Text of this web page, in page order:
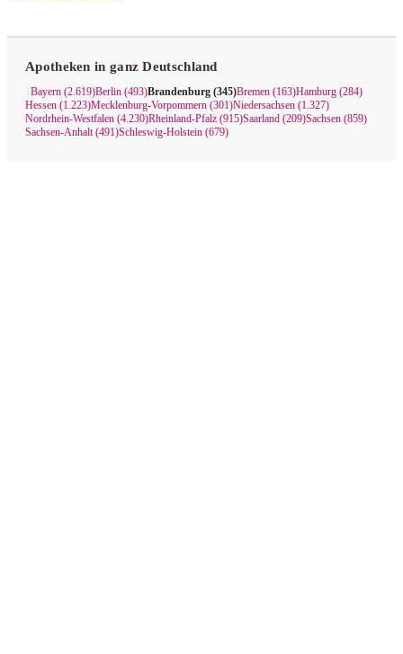
Apotheken in ganz Deutschland
Bayern (2.619)Berlin (493)Brandenburg (345)Bremen (163)Hamburg (284)
Hessen (1.223)Mecklenburg-Vorpommern (301)Niedersachsen (1.327)
Nordrhein-Westfalen (4.230)Rheinland-Pfalz (915)Saarland (209)Sachsen (859)
Sachsen-Anhalt (491)Schleswig-Holstein (679)